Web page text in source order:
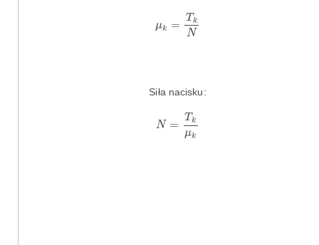
μk = Tk
N
kN
Siła nacisku:
N = Tk
μk
kμk